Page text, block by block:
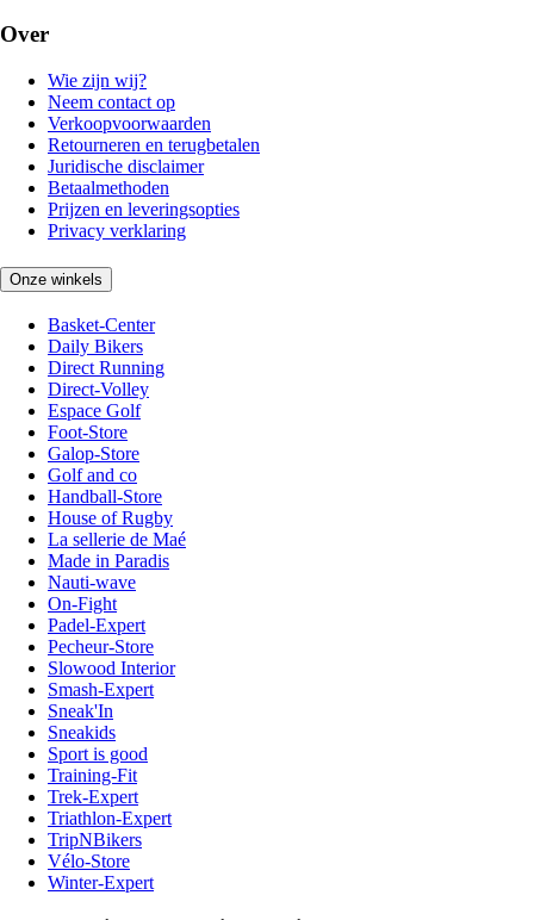
Over
Wie zijn wij?
Neem contact op
Verkoopvoorwaarden
Retourneren en terugbetalen
Juridische disclaimer
Betaalmethoden
Prijzen en leveringsopties
Privacy verklaring
Onze winkels
Basket-Center
Daily Bikers
Direct Running
Direct-Volley
Espace Golf
Foot-Store
Galop-Store
Golf and co
Handball-Store
House of Rugby
La sellerie de Maé
Made in Paradis
Nauti-wave
On-Fight
Padel-Expert
Pecheur-Store
Slowood Interior
Smash-Expert
Sneak'In
Sneakids
Sport is good
Training-Fit
Trek-Expert
Triathlon-Expert
TripNBikers
Vélo-Store
Winter-Expert